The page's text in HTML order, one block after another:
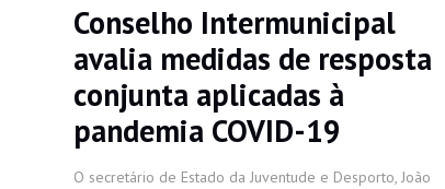
Conselho Intermunicipal
avalia medidas de resposta
conjunta aplicadas à
pandemia COVID-19
O secretário de Estado da Juventude e Desporto, João